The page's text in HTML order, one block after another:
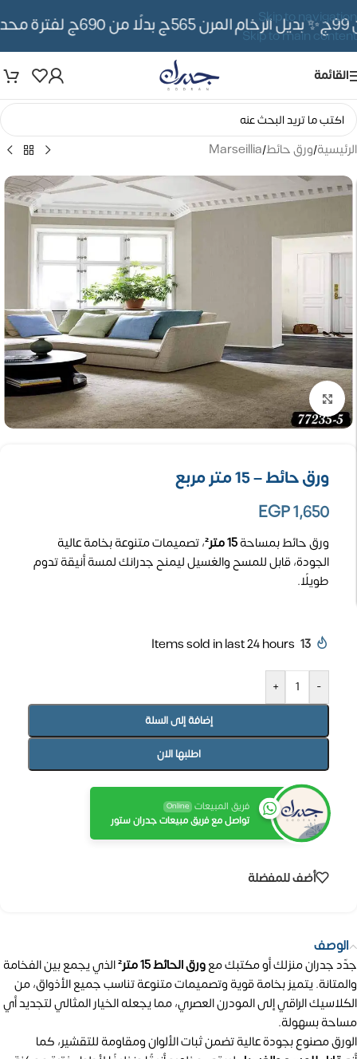
Skip to navigation
Skip to main content
✨ بديل الرخام المرن 565ج بدلًا من 690ج لفترة محدوده
القائمة
الرئيسية/ورق حائط/
Marseillia
تكبير الصورة
ورق حائط – 15 متر مربع
EGP1,650
ورق حائط بمساحة15 متر²
، تصميمات متنوعة بخامة عالية
الجودة، قابل للمسح والغسيل ليمنح جدرانك لمسة أنيقة تدوم
طويلًا.
13
Items sold in last 24 hours
-
+
إضافة إلى السلة
اطلبها الان
فريق المبيعات Online
تواصل مع فريق مبيعات جدران ستور
أضف للمفضلة
الوصف
جدّد جدران منزلك أو مكتبك معورق الحائط 15 متر²
الذي يجمع بين الفخامة
والمتانة. يتميز بخامة قوية وتصميمات متنوعة تناسب جميع الأذواق، من
الكلاسيك الراقي إلى المودرن العصري، مما يجعله الخيار المثالي لتجديد أي
مساحة بسهولة.
الورق مصنوع بجودة عالية تضمن ثبات الألوان ومقاومة للتقشير، كما